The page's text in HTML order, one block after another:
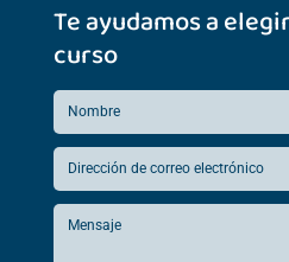
Te ayudamos a
curso